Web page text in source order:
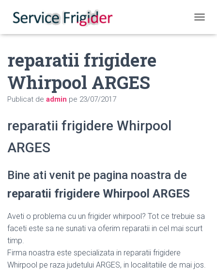
reparatii frigidere
Whirpool ARGES
Publicat de admin pe 23/07/2017
reparatii frigidere Whirpool
ARGES
Bine ati venit pe pagina noastra de
reparatii frigidere Whirpool ARGES
Aveti o problema cu un frigider whirpool? Tot ce trebuie sa
faceti este sa ne sunati va oferim reparatii in cel mai scurt
timp.
Firma noastra este specializata in reparatii frigidere
Whirpool pe raza judetului ARGES, in localitatiile de mai jos.